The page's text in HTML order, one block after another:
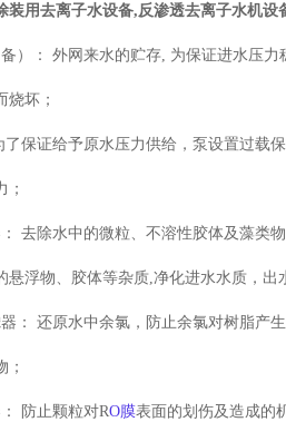
装用去离子水设备, 反渗透去离子水机设
）： 外网来水的贮存 为保证进水压力
烧坏；
了保证给予原水压力供给，泵设置过载
；
去除水中的微粒、不溶性胶体及藻类
悬浮物、胶体等杂质 ,净化进水水质，出
： 还原水中余氯，防止余氯对树脂产
；
防止颗粒对RO膜表面的划伤及造成的